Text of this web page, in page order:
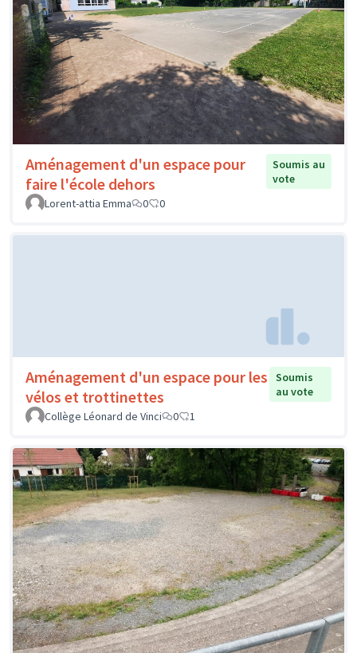
Aménagement d'un espace pour
faire l'école dehors
Soumis au
vote
Lorent-attia Emma
0 0
Aménagement d'un espace pour les
vélos et trottinettes
Soumis
au vote
Collège Léonard de Vinci
0 1